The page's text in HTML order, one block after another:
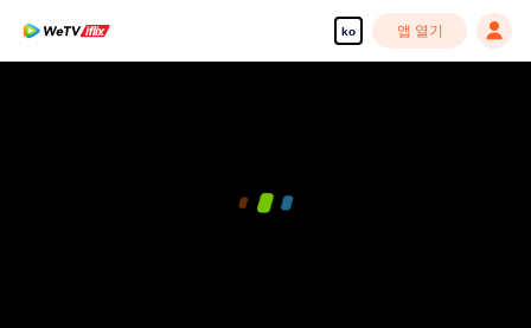
ko 앱 열기